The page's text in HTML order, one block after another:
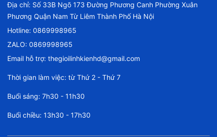
Địa chỉ: Số 33B Ngõ 173 Đường Phương Canh Phường Xuân
Phương Quận Nam Từ Liêm Thành Phố Hà Nội
Hotline: 0869998965
ZALO: 0869998965
Email hỗ trợ: thegioilinhkienhd@gmail.com
Thời gian làm việc: từ Thứ 2 - Thứ 7
Buổi sáng: 7h30 - 11h30
Buổi chiều: 13h30 - 17h30